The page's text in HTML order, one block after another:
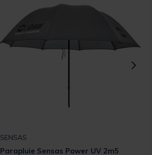
SENSAS
Parapluie Sensas Power UV 2m5